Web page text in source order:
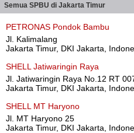
Semua SPBU di Jakarta Timur
PETRONAS Pondok Bambu
Jl. Kalimalang
Jakarta Timur, DKI Jakarta,
SHELL Jatiwaringin Raya
Jl. Jatiwaringin Raya No.12 RT
Jakarta Timur, DKI Jakarta,
SHELL MT Haryono
Jl. MT Haryono 25
Jakarta Timur, DKI Jakarta,